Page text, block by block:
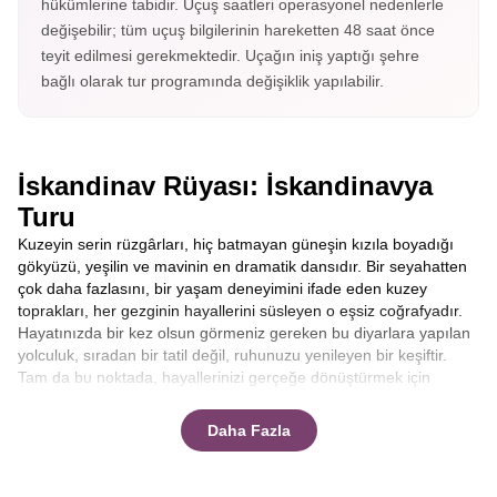
hükümlerine tabidir. Uçuş saatleri operasyonel nedenlerle
değişebilir; tüm uçuş bilgilerinin hareketten 48 saat önce
teyit edilmesi gerekmektedir. Uçağın iniş yaptığı şehre
bağlı olarak tur programında değişiklik yapılabilir.
İskandinav Rüyası: İskandinavya
Turu
Kuzeyin serin rüzgârları, hiç batmayan güneşin kızıla boyadığı
gökyüzü, yeşilin ve mavinin en dramatik dansıdır. Bir seyahatten
çok daha fazlasını, bir yaşam deneyimini ifade eden kuzey
toprakları, her gezginin hayallerini süsleyen o eşsiz coğrafyadır.
Hayatınızda bir kez olsun görmeniz gereken bu diyarlara yapılan
yolculuk, sıradan bir tatil değil, ruhunuzu yenileyen bir keşiftir.
Tam da bu noktada, hayallerinizi gerçeğe dönüştürmek için
katılımcılarına sunduğu ekstra turlar dahil konsepti ve konforlu
seyahat anlayışıyla firmamız, sizi bu masalsı coğrafyayı
Daha Fazla